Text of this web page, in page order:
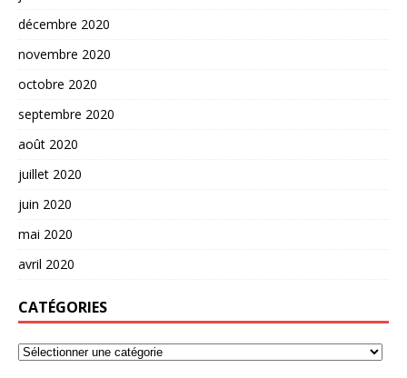
décembre 2020
novembre 2020
octobre 2020
septembre 2020
août 2020
juillet 2020
juin 2020
mai 2020
avril 2020
CATÉGORIES